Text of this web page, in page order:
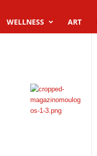
WELLNESS ART